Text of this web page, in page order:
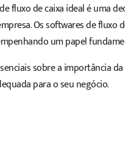
fluxo de caixaideal é uma
Ossoftwaresde fluxo
um papel
sobre a importância
para o seu negócio.